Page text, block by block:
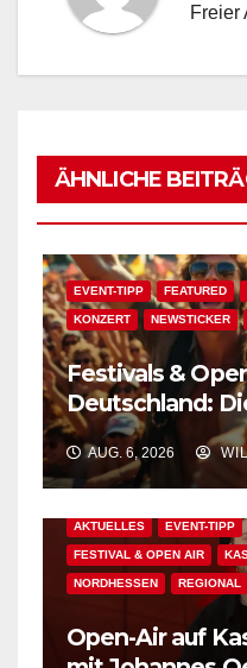
Freier
ÄHNLICHE
EVENT-TIPP FEATURED
KONZERT NEWSTICKER
Festivals &
Deutschland:
Events warten
AUG. 6, 2026
AKTUELLES EVENT-TIPP
FESTIVAL & OPEN AIR
NORDHESSEN REGIONAL
Open-Air auf